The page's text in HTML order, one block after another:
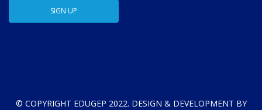
© COPYRIGHT EDUGEP 2022. DESIGN & DEVELOPMENT BY